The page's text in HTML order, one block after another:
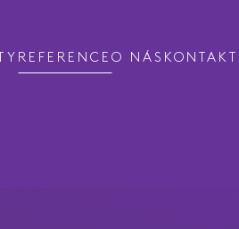
REFERENCE O NÁS KONTAKT